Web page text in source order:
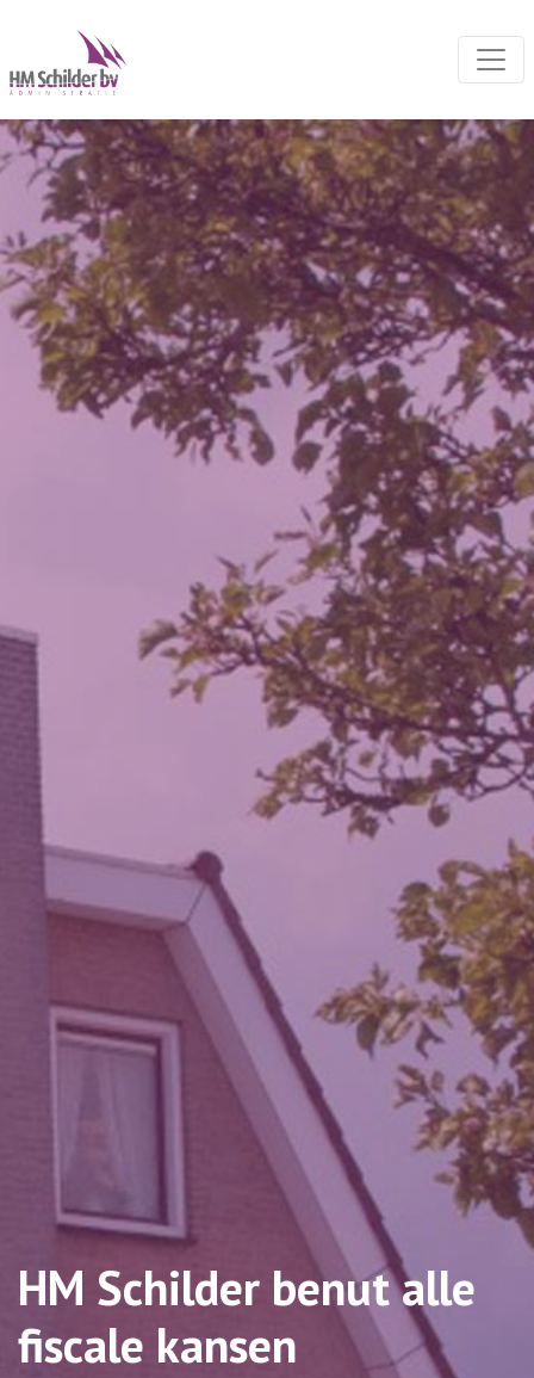
HM Schilder benut alle
fiscale kansen